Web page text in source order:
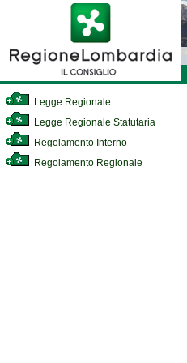
Legge Regionale
Legge Regionale Statutaria
Regolamento Interno
Regolamento Regionale